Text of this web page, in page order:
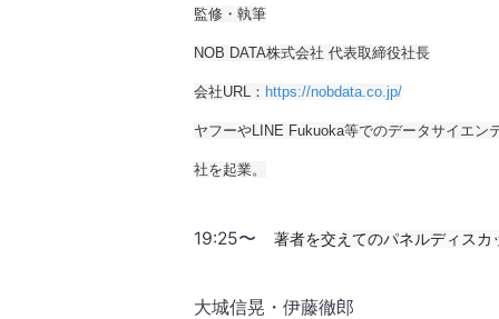
監修・執筆
NOB DATA株式会社 代表取締役社長
会社URL： https://nobdata.co.jp/
ヤフーやLINE Fukuoka等でのデータサイエン
社を起業。
19:25〜 著者を交えてのパネルディスカ
大城信晃・伊藤徹郎